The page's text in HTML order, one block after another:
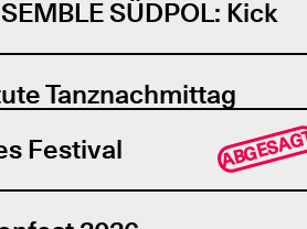
SÜDPOL: Kick
Tanznachmittag
Festival